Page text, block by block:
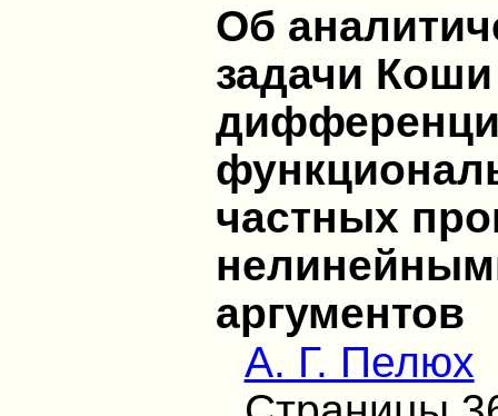
Об
задачи
частных
аргументов
А. Г. Пелюх